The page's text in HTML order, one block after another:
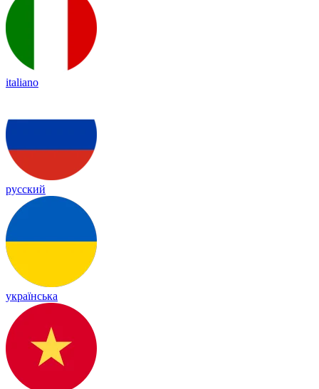
italiano
русский
українська